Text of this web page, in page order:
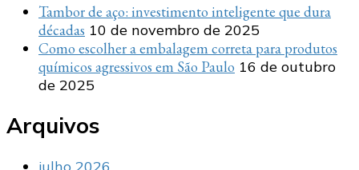
Tambor de aço: investimento inteligente que dura
décadas 10 de novembro de 2025
Como escolher a embalagem correta para produtos
químicos agressivos em São Paulo 16 de outubro
de 2025
Arquivos
julho 2026